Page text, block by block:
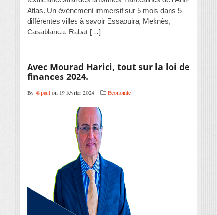
Atlas. Un évènement immersif sur 5 mois dans 5
différentes villes à savoir Essaouira, Meknès,
Casablanca, Rabat […]
Avec Mourad Harici, tout sur la loi de
finances 2024.
By @paulon 19 février 2024 Economie